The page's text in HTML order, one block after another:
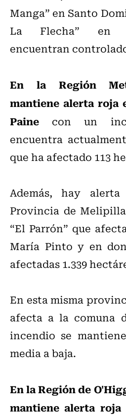
Manga” en Santo
La Flecha” en
encuentran
En la Región
mantiene alerta roja
Paine con un
encuentra
que ha afectado 113
Además, hay
Provincia de
“El Parrón” que
María Pinto y en
afectadas 1.339
En esta misma
afecta a la comuna
incendio se
media a baja.
En la Región de
mantiene alerta roja